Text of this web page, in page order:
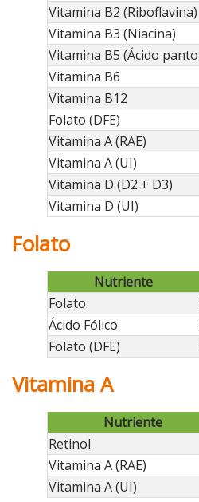
Vitamina B2 (Riboflavina)
Vitamina B3 (Niacina)
Vitamina B5 (Ácido
Vitamina B6
Vitamina B12
Folato (DFE)
Vitamina A (RAE)
Vitamina A (UI)
Vitamina D (D2 + D3)
Vitamina D (UI)
Folato
Nutriente
Folato
Ácido Fólico
Folato (DFE)
Vitamina A
Nutriente
Retinol
Vitamina A (RAE)
Vitamina A (UI)